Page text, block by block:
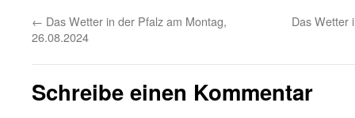
← Das Wetter in der Pfalz am Montag,
26.08.2024
Das Wetter
Schreibe einen Kommentar